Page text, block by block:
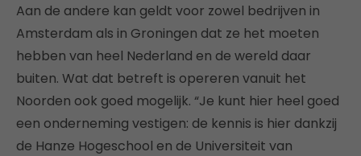
Aan de andere kan geldt voor zowel bedrijven in
Amsterdam als in Groningen dat ze het moeten
hebben van heel Nederland en de wereld daar
buiten. Wat dat betreft is opereren vanuit het
Noorden ook goed mogelijk. “Je kunt hier heel goed
een onderneming vestigen: de kennis is hier dankzij
de Hanze Hogeschool en de Universiteit van